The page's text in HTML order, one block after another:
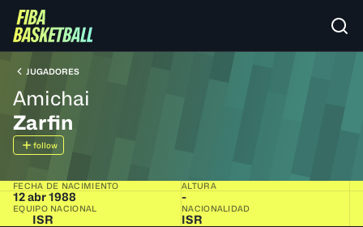
JUGADORES
Amichai
Zarfin
follow
FECHA DE NACIMIENTO
12 abr 1988
ALTURA
-
EQUIPO NACIONAL
ISR
NACIONALIDAD
ISR